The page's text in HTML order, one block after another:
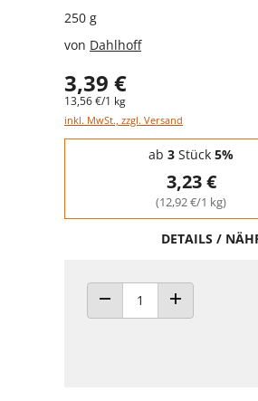
250 g
von Dahlhoff
3,39 €
13,56 €/1 kg
inkl. MwSt., zzgl. Versand
Staffelpreise - Mengenrabatt
ab 3 Stück 5%
3,23 €
(12,92 €/1 kg)
DETAILS /
ANZAHL VERRINGERN
ANZAHL